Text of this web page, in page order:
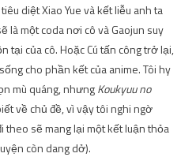
diệt Xiao Yue và kết liễu anh ta
là một coda nơi cô và Gaojun suy
của cô. Hoặc Cú tấn công trở lại,
cho phần kết của anime. Tôi hy
mù quáng, nhưngKoukyuu no
về chủ đề, vì vậy tôi nghi ngờ
sẽ mang lại một kết luận thỏa
còn dang dở).